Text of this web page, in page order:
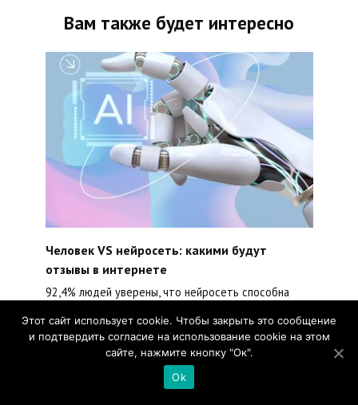
Вам также будет интересно
Человек VS нейросеть: какими будут
отзывы в интернете
92,4% людей уверены, что нейросеть способна
0 403
Этот сайт использует cookie. Чтобы закрыть это сообщение
и подтвердить согласие на использование cookie на этом
сайте, нажмите кнопку "Ок".
Ok